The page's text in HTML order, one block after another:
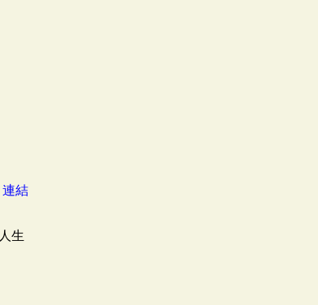
連結
生